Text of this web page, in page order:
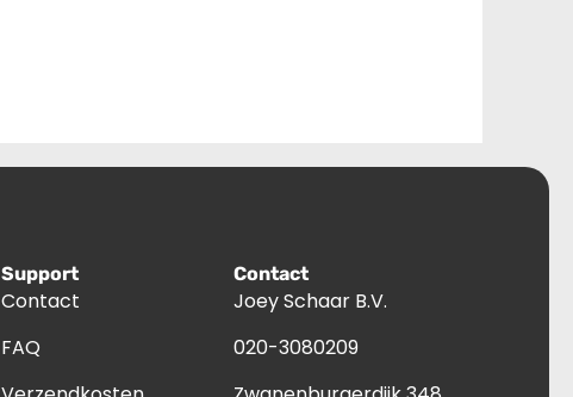
Support
Contact
FAQ
Contact
Joey Schaar B.V.
020-3080209